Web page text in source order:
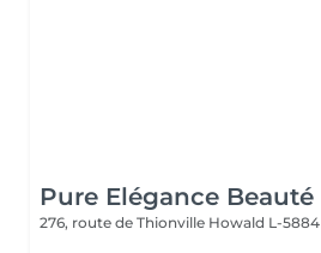
Pure Elégance Beauté
276, route de Thionville Howald L-5884